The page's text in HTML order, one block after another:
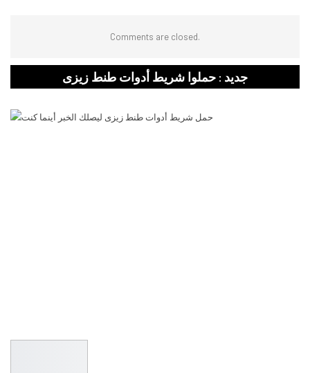
Comments are closed.
جديد : حملوا شريط أدوات طنط زيزى